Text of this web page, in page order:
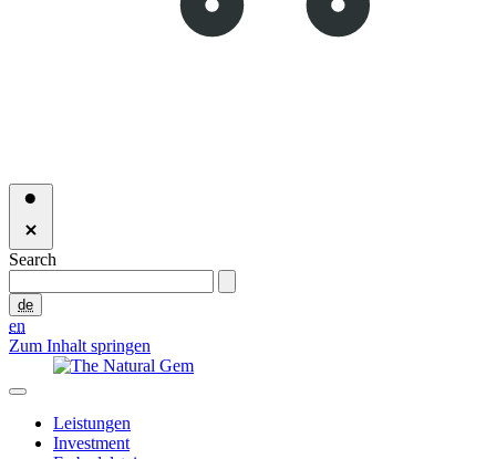
Search
de
en
Zum Inhalt springen
Leistungen
Investment